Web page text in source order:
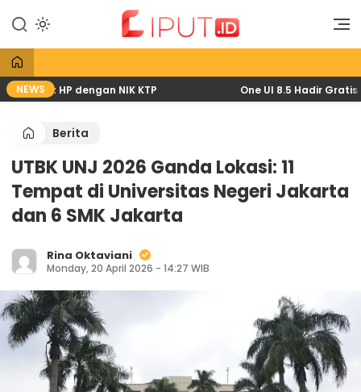
konten
Liput
Liputan Digital
NEWSHP dengan NIK KTP One UI 8.5 Hadir Gratis:
Berita
UTBK UNJ 2026 Ganda Lokasi: 11
Tempat di Universitas Negeri Jakarta
dan 6 SMK Jakarta
Rina Oktaviani
Monday, 20 April 2026 - 14:27 WIB